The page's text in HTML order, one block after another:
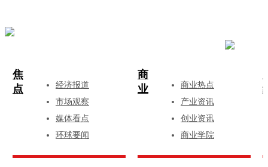
焦
点
经济报道
市场观察
媒体看点
环球要闻
商
业
商业热点
产业资讯
创业资讯
商业学院